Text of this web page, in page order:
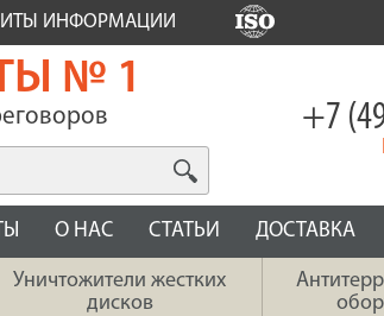
ИНФОРМАЦИИ
№ 1
+7
О НАС СТАТЬИ ДОСТАВКА
Уничтожители жестких
дисков